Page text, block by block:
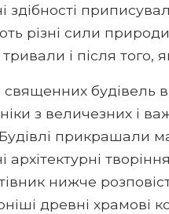
здібності
різні сили
і після того,
священних будівель
з величезних і
Будівлі прикрашали
архітектурні
нижче
древні храмові